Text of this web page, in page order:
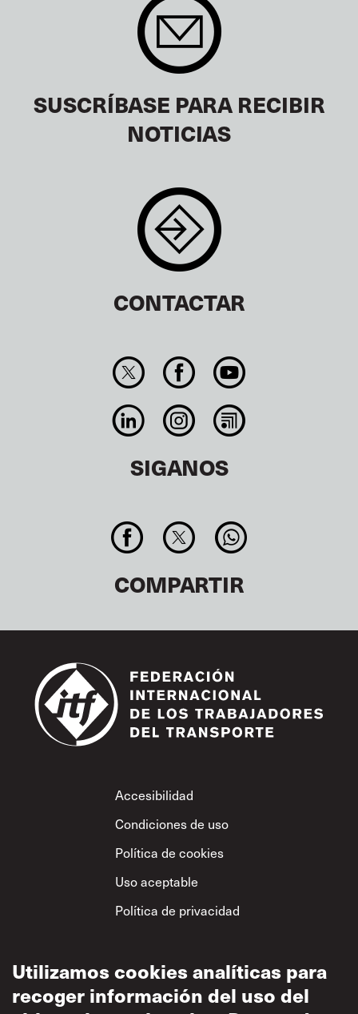
SUSCRÍBASE PARA RECIBIR
NOTICIAS
CONTACTAR
SIGANOS
COMPARTIR
Footer
Accesibilidad
Condiciones de uso
Política de cookies
Uso aceptable
Política de privacidad
Utilizamos cookies analíticas para
recoger información del uso del